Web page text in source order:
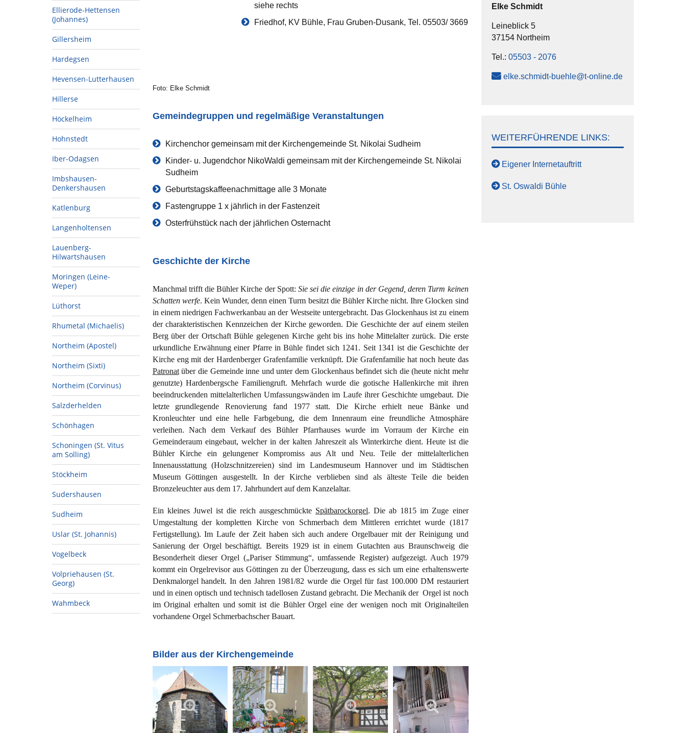
Ellierode-Hettensen
(Johannes)
Gillersheim
Hardegsen
Hevensen-Lutterhausen
Hillerse
Höckelheim
Hohnstedt
Iber-Odagsen
Imbshausen-
Denkershausen
Katlenburg
Langenholtensen
Lauenberg-
Hilwartshausen
Moringen (Leine-
Weper)
Lüthorst
Rhumetal (Michaelis)
Northeim (Apostel)
Northeim (Sixti)
Northeim (Corvinus)
Salzderhelden
Schönhagen
Schoningen (St. Vitus
am Solling)
Stöckheim
Sudershausen
Sudheim
Uslar (St. Johannis)
Vogelbeck
Volpriehausen (St.
Georg)
Wahmbeck
siehe rechts
Friedhof, KV Bühle, Frau Gruben-Dusank, Tel. 05503/ 3669
Foto: Elke Schmidt
Gemeindegruppen und regelmäßige Veranstaltungen
Kirchenchor gemeinsam mit der Kirchengemeinde St. Nikolai Sudheim
Kinder- u. Jugendchor NikoWaldi gemeinsam mit der Kirchengemeinde St. Nikolai
Sudheim
Geburtstagskaffeenachmittage alle 3 Monate
Fastengruppe 1 x jährlich in der Fastenzeit
Osterfrühstück nach der jährlichen Osternacht
Geschichte der Kirche
Manchmal trifft die Bühler Kirche der Spott: Sie sei die einzige in der Gegend, deren Turm keinen
Schatten werfe. Kein Wunder, denn einen Turm besitzt die Bühler Kirche nicht. Ihre Glocken sind
in einem niedrigen Fachwerkanbau an der Westseite untergebracht. Das Glockenhaus ist zu einem
der charakteristischen Kennzeichen der Kirche geworden. Die Geschichte der auf einem steilen
Berg über der Ortschaft Bühle gelegenen Kirche geht bis ins hohe Mittelalter zurück. Die erste
urkundliche Erwähnung einer Pfarre in Bühle findet sich 1241. Seit 1341 ist die Geschichte der
Kirche eng mit der Hardenberger Grafenfamilie verknüpft. Die Grafenfamilie hat noch heute das
Patronatüber die Gemeinde inne und unter dem Glockenhaus befindet sich die (heute nicht mehr
genutzte) Hardenbergsche Familiengruft. Mehrfach wurde die gotische Hallenkirche mit ihren
beeindruckenden mittelalterlichen Umfassungswänden im Laufe ihrer Geschichte umgebaut. Die
letzte grundlegende Renovierung fand 1977 statt. Die Kirche erhielt neue Bänke und
Kronleuchter und eine helle Farbgebung, die dem Innenraum eine freundliche Atmosphäre
verleihen. Nach dem Verkauf des Bühler Pfarrhauses wurde im Vorraum der Kirche ein
Gemeinderaum eingebaut, welcher in der kalten Jahreszeit als Winterkirche dient. Heute ist die
Bühler Kirche ein gelungener Kompromiss aus Alt und Neu. Teile der mittelalterlichen
Innenausstattung (Holzschnitzereien) sind im Landesmuseum Hannover und im Städtischen
Museum Göttingen ausgestellt. In der Kirche verblieben sind als älteste Teile die beiden
Bronzeleuchter aus dem 17. Jahrhundert auf dem Kanzelaltar.
Ein kleines Juwel ist die reich ausgeschmückte Spätbarockorgel. Die ab 1815 im Zuge einer
Umgestaltung der kompletten Kirche von Schmerbach dem Mittleren errichtet wurde (1817
Fertigstellung). Im Laufe der Zeit haben sich auch andere Orgelbauer mit der Reinigung und
Sanierung der Orgel beschäftigt. Bereits 1929 ist in einem Gutachten aus Braunschweig die
Besonderheit dieser Orgel („Pariser Stimmung“, umfassende Register) aufgezeigt. Auch 1979
kommt ein Orgelrevisor aus Göttingen zu der Überzeugung, dass es sich um eine erhaltenswerte
Denkmalorgel handelt. In den Jahren 1981/82 wurde die Orgel für fast 100.000 DM restauriert
und in einen optisch und technisch tadellosen Zustand gebracht. Die Mechanik der Orgel ist noch
im Original erhalten und somit ist die Bühler Orgel eine der wenigen noch mit Originalteilen
vorhandene Orgel Schmerbachscher Bauart.
Bilder aus der Kirchengemeinde
Elke Schmidt
Leineblick 5
37154 Northeim
Tel.: 05503 - 2076
elke.schmidt-buehle@t-online.de
WEITERFÜHRENDE LINKS:
Eigener Internetauftritt
St. Oswaldi Bühle